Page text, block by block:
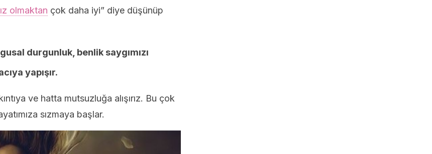
olmaktan çok daha iyi” diye düşünüp
durgunluk, benlik saygımızı
yapışır.
ve hatta mutsuzluğa alışırız. Bu çok
sızmaya başlar.